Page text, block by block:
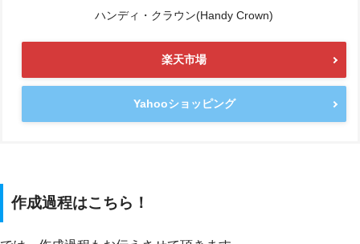
ハンディ・クラウン(Handy Crown)
楽天市場
Yahooショッピング
作成過程はこちら！